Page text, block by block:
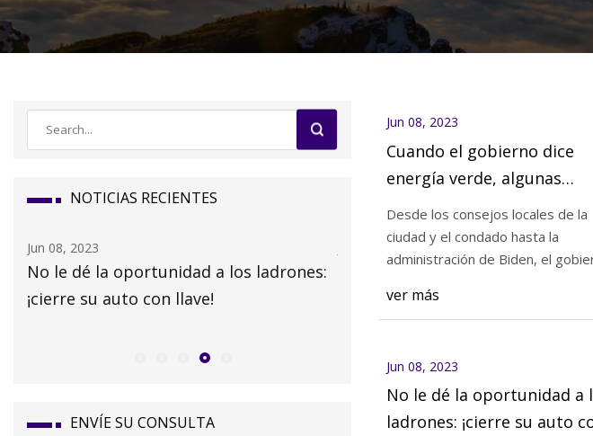
NOTICIAS RECIENTES
Jun 08, 2023
No le dé la oportunidad a los ladrones:
¡cierre su auto con llave!
Jun 08, 2023
Atlanta busca subvención para
estaciones de carga de vehículos
eléctricos
ENVÍE SU CONSULTA
Jun 08, 2023
Cuando el gobierno dice
energía verde, algunas
empresas invierten
Desde los consejos locales de la
ciudad y el condado hasta la
administración de Biden, el
ver más
Jun 08, 2023
No le dé la oportunidad a
ladrones: ¡cierre su auto